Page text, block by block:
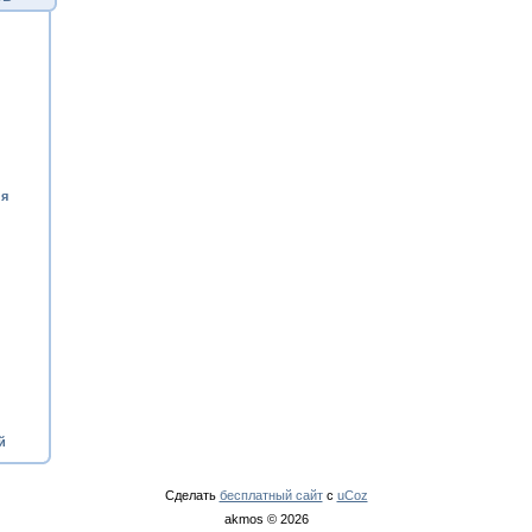
Сделать бесплатный сайтс uCoz
akmos © 2026